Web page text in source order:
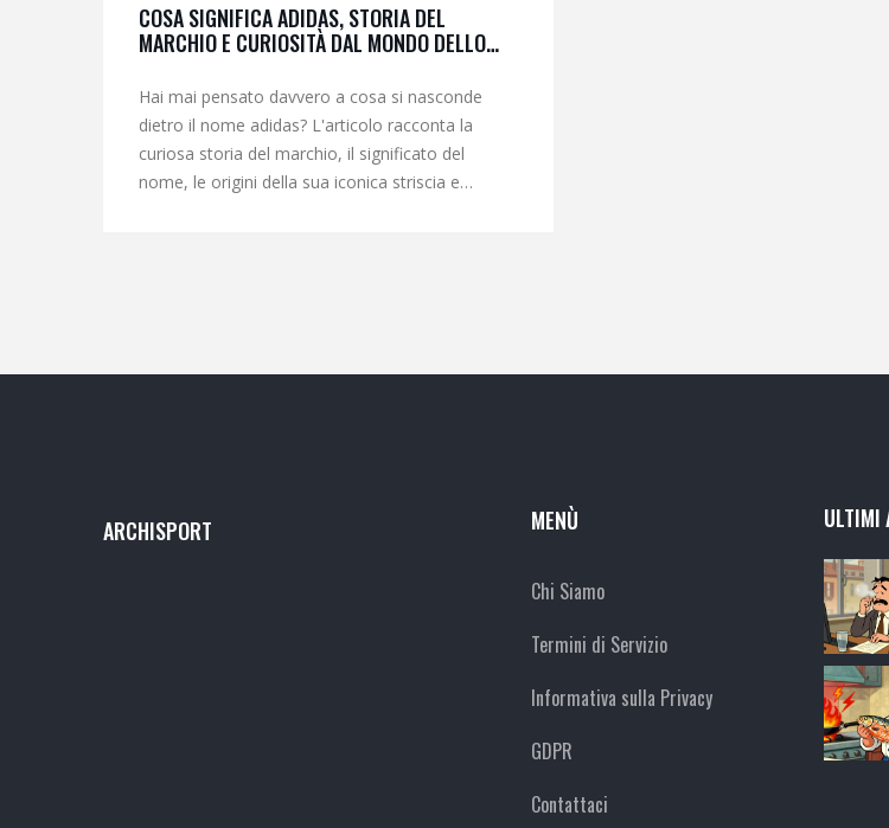
COSA SIGNIFICA ADIDAS, STORIA DEL
MARCHIO E CURIOSITÀ DAL MONDO DELLO
Hai mai pensato davvero a cosa si nasconde
dietro il nome adidas? L'articolo racconta la
curiosa storia del marchio, il significato del
nome, le origini della sua iconica striscia e
ARCHISPORT MENÙ
Chi Siamo
Termini di Servizio
Informativa sulla Privacy
GDPR
Contattaci
ULTIMI